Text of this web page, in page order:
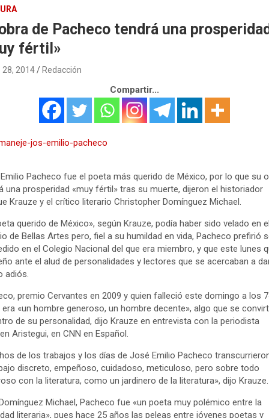
de Pacheco tendrá una
fértil»
28, 2014 Redacción
Compartir...
Pacheco fue el poeta más querido de México, por lo que su
una prosperidad «muy fértil» tras su muerte, dijeron el historiador
Krauze y el crítico literario Christopher Domínguez Michael.
querido de México», según Krauze, podía haber sido velado en
de Bellas Artes pero, fiel a su humildad en vida, Pacheco prefirió
en el Colegio Nacional del que era miembro, y que este lunes
ante el alud de personalidades y lectores que se acercaban a
adiós.
premio Cervantes en 2009 y quien falleció este domingo a los
era «un hombre generoso, un hombre decente», algo que se
de su personalidad, dijo Krauze en entrevista con la periodista
Aristegui, en CNN en Español.
de los trabajos y los días de José Emilio Pacheco
discreto, empeñoso, cuidadoso, meticuloso, pero sobre todo
con la literatura, como un jardinero de la literatura», dijo Krauze.
Michael, Pacheco fue «un poeta muy polémico entre la
literaria», pues hace 25 años las peleas entre jóvenes poetas y